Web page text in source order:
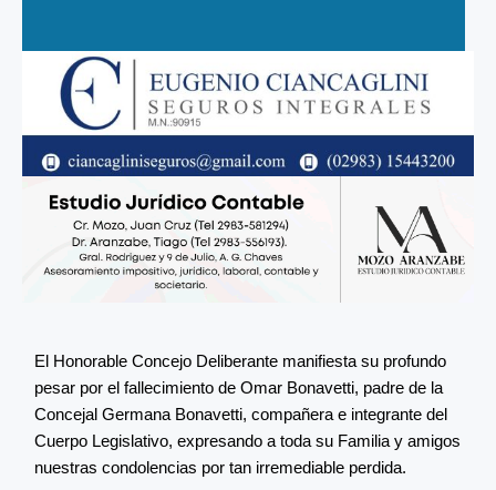
El Honorable Concejo Deliberante manifiesta su profundo
pesar por el fallecimiento de Omar Bonavetti, padre de la
Concejal Germana Bonavetti, compañera e integrante del
Cuerpo Legislativo, expresando a toda su Familia y amigos
nuestras condolencias por tan irremediable perdida.